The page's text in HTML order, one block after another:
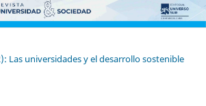
Las universidades y el desarrollo sostenible